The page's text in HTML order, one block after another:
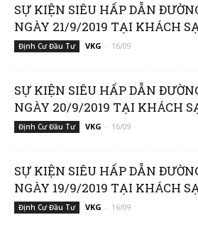
SỰ KIỆN SIÊU HẤP DẪN
NGÀY 21/9/2019 TẠI KHÁCH
Định Cư Đầu Tư VKG - 16/09
SỰ KIỆN SIÊU HẤP DẪN
NGÀY 20/9/2019 TẠI KHÁCH
Định Cư Đầu Tư VKG - 16/09
SỰ KIỆN SIÊU HẤP DẪN
NGÀY 19/9/2019 TẠI KHÁCH
Định Cư Đầu Tư VKG - 16/09